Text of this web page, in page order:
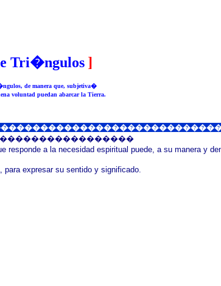
Tri�ngulos ]
de manera que, subjetiva�
voluntad puedan abarcar la Tierra.
a la necesidad espiritual puede, a su manera y
expresar su sentido y significado.